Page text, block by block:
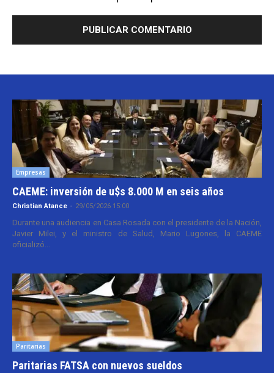
Empresas
CAEME: inversión de u$s 8.000 M en seis años
Christian Atance - 29/05/2026 15:00
Durante una audiencia en Casa Rosada con el presidente de la Nación,
Javier Milei, y el ministro de Salud, Mario Lugones, la CAEME
oficializó...
Paritarias
Paritarias FATSA con nuevos sueldos